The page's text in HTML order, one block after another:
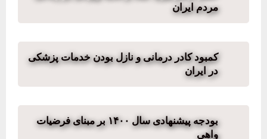
مردم ایران
کمبود کادر درمانی و نازل بودن خدمات پزشکی
در ایران
بودجه پیشنهادی سال ۱۴۰۰ بر مبنای فرضیات
واهی